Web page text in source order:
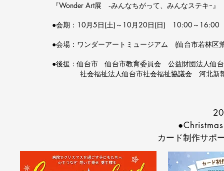
『Wonder Art展 ‐みんなちがって、みんなステキｰ』
●会期：10月5日(土)～10月20日(日) 10:00～16:00
●会場：ワンダーアートミュージアム (仙台市若林
●後援：仙台市 仙台市教育委員会 公益財団法人仙
社会福祉法人仙台市社会福祉協議会 河北新
カード制作サポ